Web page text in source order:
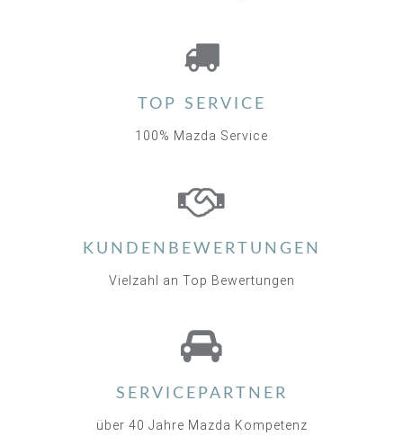
TOP SERVICE
100% Mazda Service
KUNDENBEWERTUNGEN
Vielzahl an Top Bewertungen
SERVICEPARTNER
über 40 Jahre Mazda Kompetenz